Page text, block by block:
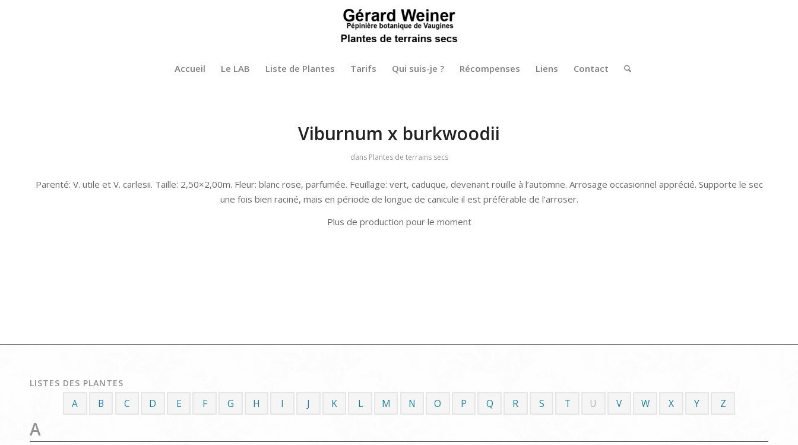
Accueil Le LAB Liste de Plantes Tarifs Qui suis-je ? Récompenses Liens Contact
Viburnum x burkwoodii
dans Plantes de terrains secs
Parenté: V. utile et V. carlesii. Taille: 2,50×2,00m. Fleur: blanc rose, parfumée. Feuillage: vert, caduque, devenant rouille à l’automne. Arrosage occasionnel apprécié. Supporte le sec
une fois bien raciné, mais en période de longue de canicule il est préférable de l’arroser.
Plus de production pour le moment
LISTES DES PLANTES
A B C D E F G H I J K L M N O P Q R S T U V W X Y Z
A